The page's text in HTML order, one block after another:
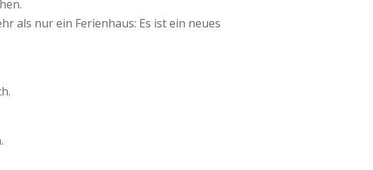
als nur ein Ferienhaus: Es ist ein neues